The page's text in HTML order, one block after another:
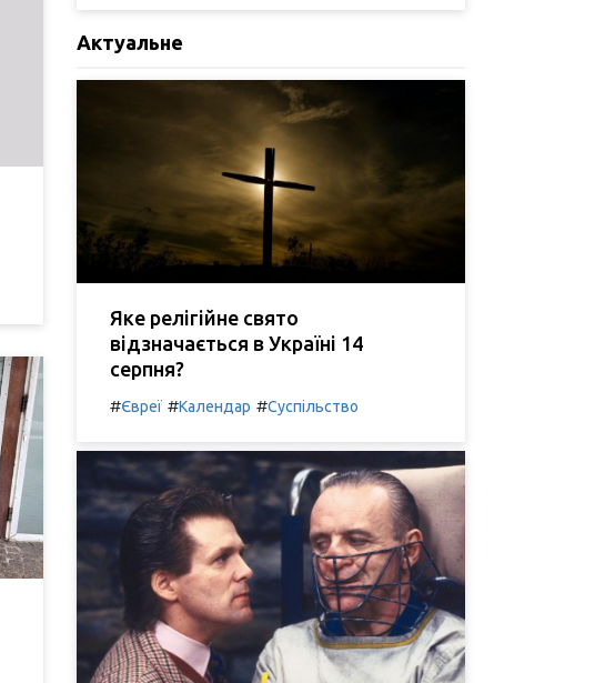
Актуальне
Яке релігійне свято
відзначається в Україні 14
серпня?
#Євреї #Календар #Суспільство